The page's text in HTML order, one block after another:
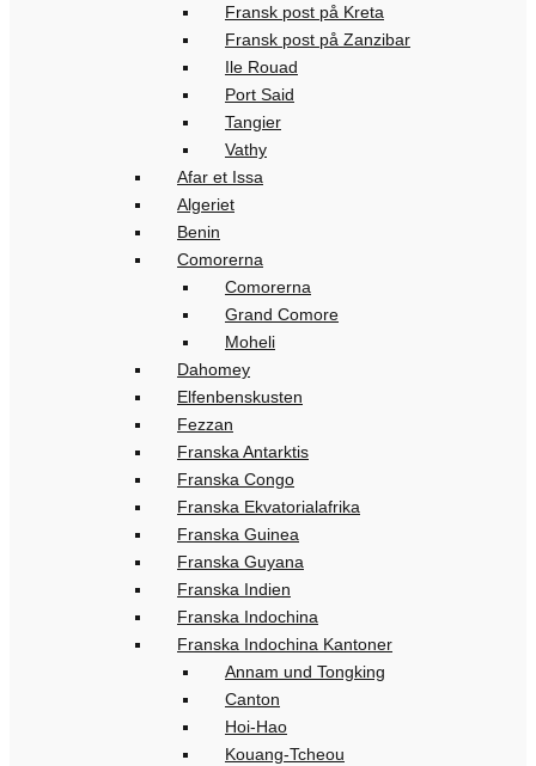
Fransk post på Kreta
Fransk post på Zanzibar
Ile Rouad
Port Said
Tangier
Vathy
Afar et Issa
Algeriet
Benin
Comorerna
Comorerna
Grand Comore
Moheli
Dahomey
Elfenbenskusten
Fezzan
Franska Antarktis
Franska Congo
Franska Ekvatorialafrika
Franska Guinea
Franska Guyana
Franska Indien
Franska Indochina
Franska Indochina Kantoner
Annam und Tongking
Canton
Hoi-Hao
Kouang-Tcheou